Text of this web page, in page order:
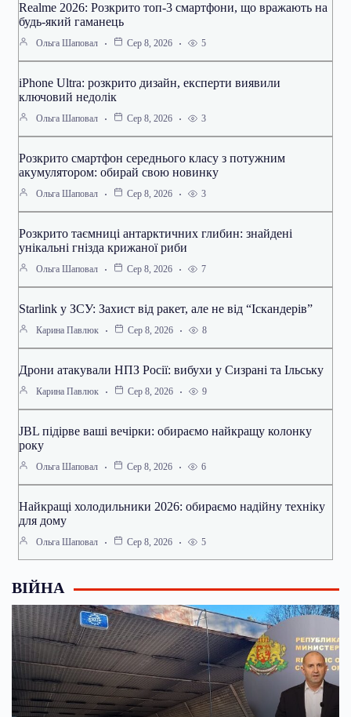
Realme 2026: Розкрито топ-3 смартфони, що вражають на
будь-який гаманець
Ольга Шаповал Сер 8, 2026 5
iPhone Ultra: розкрито дизайн, експерти виявили
ключовий недолік
Ольга Шаповал Сер 8, 2026 3
Розкрито смартфон середнього класу з потужним
акумулятором: обирай свою новинку
Ольга Шаповал Сер 8, 2026 3
Розкрито таємниці антарктичних глибин: знайдені
унікальні гнізда крижаної риби
Ольга Шаповал Сер 8, 2026 7
Starlink у ЗСУ: Захист від ракет, але не від “Іскандерів”
Карина Павлюк Сер 8, 2026 8
Дрони атакували НПЗ Росії: вибухи у Сизрані та Ільську
Карина Павлюк Сер 8, 2026 9
JBL підірве ваші вечірки: обираємо найкращу колонку
року
Ольга Шаповал Сер 8, 2026 6
Найкращі холодильники 2026: обираємо надійну техніку
для дому
Ольга Шаповал Сер 8, 2026 5
ВІЙНА